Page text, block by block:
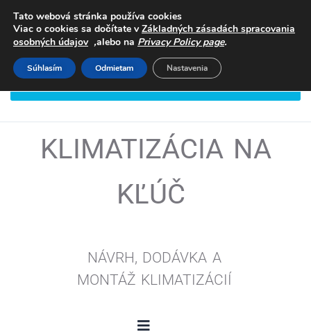
KLIMATIZÁCIA NA
KĽÚČ
NÁVRH, DODÁVKA A
MONTÁŽ KLIMATIZÁCIÍ
Tato webová stránka používa cookies
Viac o cookies sa dočítate vZákladných zásadách spracovania
osobných údajov,alebo na Privacy Policy page.
Súhlasím Odmietam Nastavenia